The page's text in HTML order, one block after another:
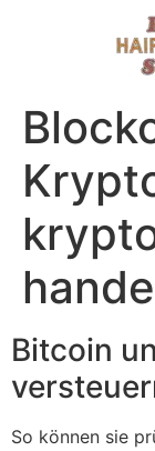
Bitcoin
So können sie